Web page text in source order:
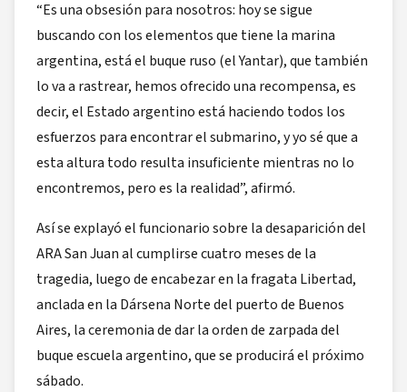
“Es una obsesión para nosotros: hoy se sigue
buscando con los elementos que tiene la marina
argentina, está el buque ruso (el Yantar), que también
lo va a rastrear, hemos ofrecido una recompensa, es
decir, el Estado argentino está haciendo todos los
esfuerzos para encontrar el submarino, y yo sé que a
esta altura todo resulta insuficiente mientras no lo
encontremos, pero es la realidad”, afirmó.
Así se explayó el funcionario sobre la desaparición del
ARA San Juan al cumplirse cuatro meses de la
tragedia, luego de encabezar en la fragata Libertad,
anclada en la Dársena Norte del puerto de Buenos
Aires, la ceremonia de dar la orden de zarpada del
buque escuela argentino, que se producirá el próximo
sábado.